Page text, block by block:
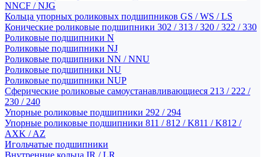
NNCF / NJG
Кольца упорных роликовых подшипников GS / WS / LS
Конические роликовые подшипники 302 / 313 / 320 / 322 / 330
Роликовые подшипники N
Роликовые подшипники NJ
Роликовые подшипники NN / NNU
Роликовые подшипники NU
Роликовые подшипники NUP
Сферические роликовые самоустанавливающиеся 213 / 222 /
230 / 240
Упорные роликовые подшипники 292 / 294
Упорные роликовые подшипники 811 / 812 / K811 / K812 /
AXK / AZ
Игольчатые подшипники
Внутренние кольца IR / LR